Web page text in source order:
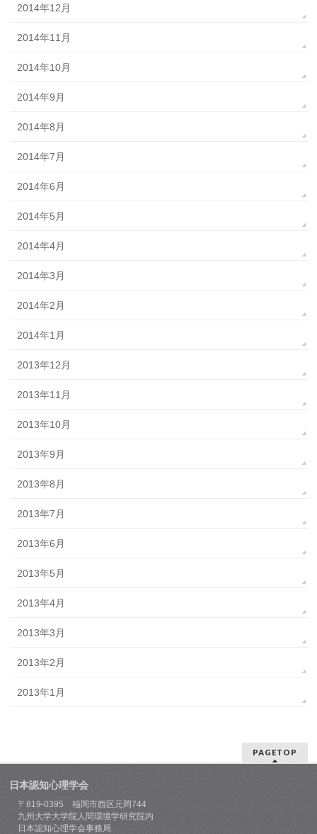
2014年12月
2014年11月
2014年10月
2014年9月
2014年8月
2014年7月
2014年6月
2014年5月
2014年4月
2014年3月
2014年2月
2014年1月
2013年12月
2013年11月
2013年10月
2013年9月
2013年8月
2013年7月
2013年6月
2013年5月
2013年4月
2013年3月
2013年2月
2013年1月
PAGETOP
日本認知心理学会
〒819-0395 福岡市西区元岡744
九州大学大学院人間環境学研究院内
日本認知心理学会事務局